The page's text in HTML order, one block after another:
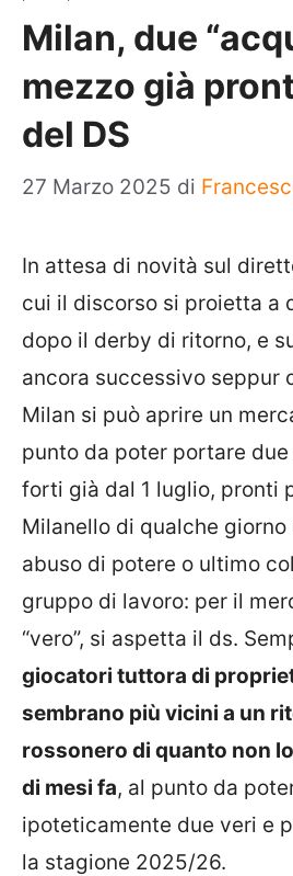
Milan, due
mezzo già
del DS
27 Marzo 2025 di
In attesa di novità sul
cui il discorso si proietta a
dopo il derby di ritorno, e
ancora successivo seppur
Milan si può aprire un
punto da poter portare
forti già dal 1 luglio, pronti
Milanello di qualche giorno
abuso di potere o ultimo
gruppo di lavoro: per il
“vero”, si aspetta il ds.
giocatori tuttora di
sembrano più vicini a un
rossonero di quanto non
di mesi fa, al punto da
ipoteticamente due veri e
la stagione 2025/26.